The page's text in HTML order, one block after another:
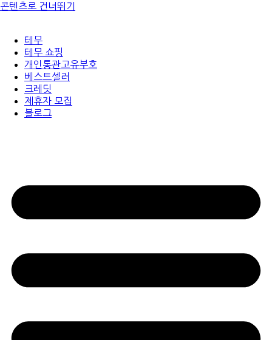
콘텐츠로 건너뛰기
테무
테무 쇼핑
개인통관고유부호
베스트셀러
크레딧
제휴자 모집
블로그